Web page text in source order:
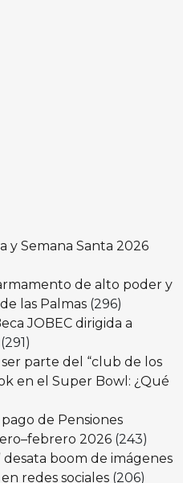
y Semana Santa 2026
de alto poder y
las Palmas (296)
JOBEC dirigida a
(291)
parte del “club de los
en el Super Bowl: ¿Qué
de Pensiones
2026 (243)
boom de imágenes
redes sociales (206)